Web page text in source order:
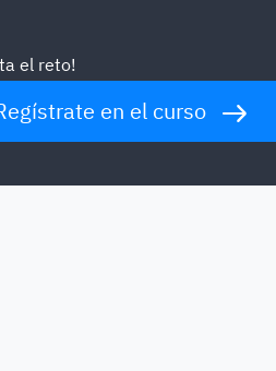
el reto!
en el curso